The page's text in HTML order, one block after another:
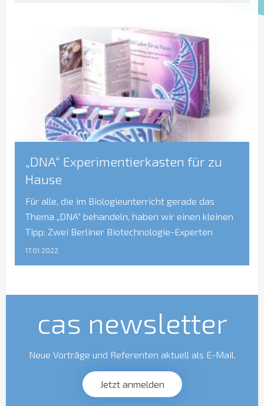
Chemie, Radioaktivität sowie Ökologie für
Schülerinnen und Schüler der Sekundarstufe an.
Für alle Besuche von Schulklassen in den Laboren
des Gläsernen Labors gilt aktuell die 3G-Plus-
Regelung. […]
„DNA“ Experimentierkasten für zu
Hause
Für alle, die im Biologieunterricht gerade das
Thema „DNA“ behandeln, haben wir einen kleinen
Tipp: Zwei Berliner Biotechnologie-Experten
haben ein kleines DNA Labor für zu Hause
man seine eigene DNA sichtbar machen. Und falls
a […]
17.01.2022
cas newsletter
Neue Vorträge und Referenten aktuell als E-Mail.
Jetzt anmelden